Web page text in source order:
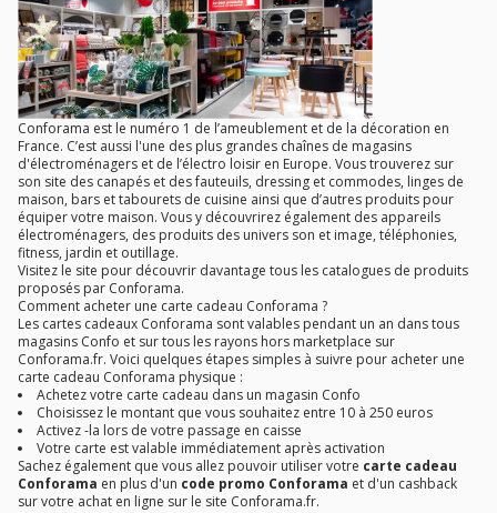
Conforama est le numéro 1 de l’ameublement et de la décoration en
France. C’est aussi l'une des plus grandes chaînes de magasins
d'électroménagers et de l’électro loisir en Europe. Vous trouverez sur
son site des canapés et des fauteuils, dressing et commodes, linges de
maison, bars et tabourets de cuisine ainsi que d’autres produits pour
équiper votre maison. Vous y découvrirez également des appareils
électroménagers, des produits des univers son et image, téléphonies,
fitness, jardin et outillage.
Visitez le site pour découvrir davantage tous les catalogues de produits
proposés par Conforama.
Comment acheter une carte cadeau Conforama ?
Les cartes cadeaux Conforama sont valables pendant un an dans tous
magasins Confo et sur tous les rayons hors marketplace sur
Conforama.fr. Voici quelques étapes simples à suivre pour acheter une
carte cadeau Conforama physique :
Achetez votre carte cadeau dans un magasin Confo
Choisissez le montant que vous souhaitez entre 10 à 250 euros
Activez -la lors de votre passage en caisse
Votre carte est valable immédiatement après activation
Sachez également que vous allez pouvoir utiliser votre carte cadeau
Conforama en plus d'un code promo Conforama et d'un cashback
sur votre achat en ligne sur le site Conforama.fr.